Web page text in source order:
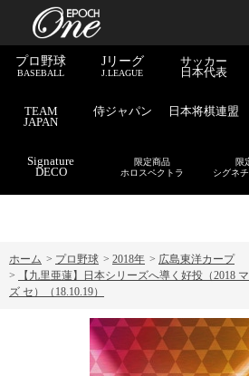
プロ野球
BASEBALL
Jリーグ
J.LEAGUE
サッカー
日本代表
TEAM
JAPAN
侍ジャパン 日本将棋連盟
Signature
DECO
限定商品
ホロスペクトラ
限
シグネ
ホーム > プロ野球 > 2018年 > 広島東洋カープ
>
【九里亜蓮】日本シリーズへ導く好投（2018
ズ セ）（18.10.19）